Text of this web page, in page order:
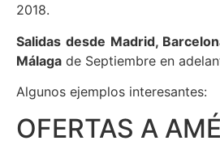
2018.
Salidas desde Madrid,
Málaga de Septiembre en
Algunos ejemplos interesantes:
OFERTAS A